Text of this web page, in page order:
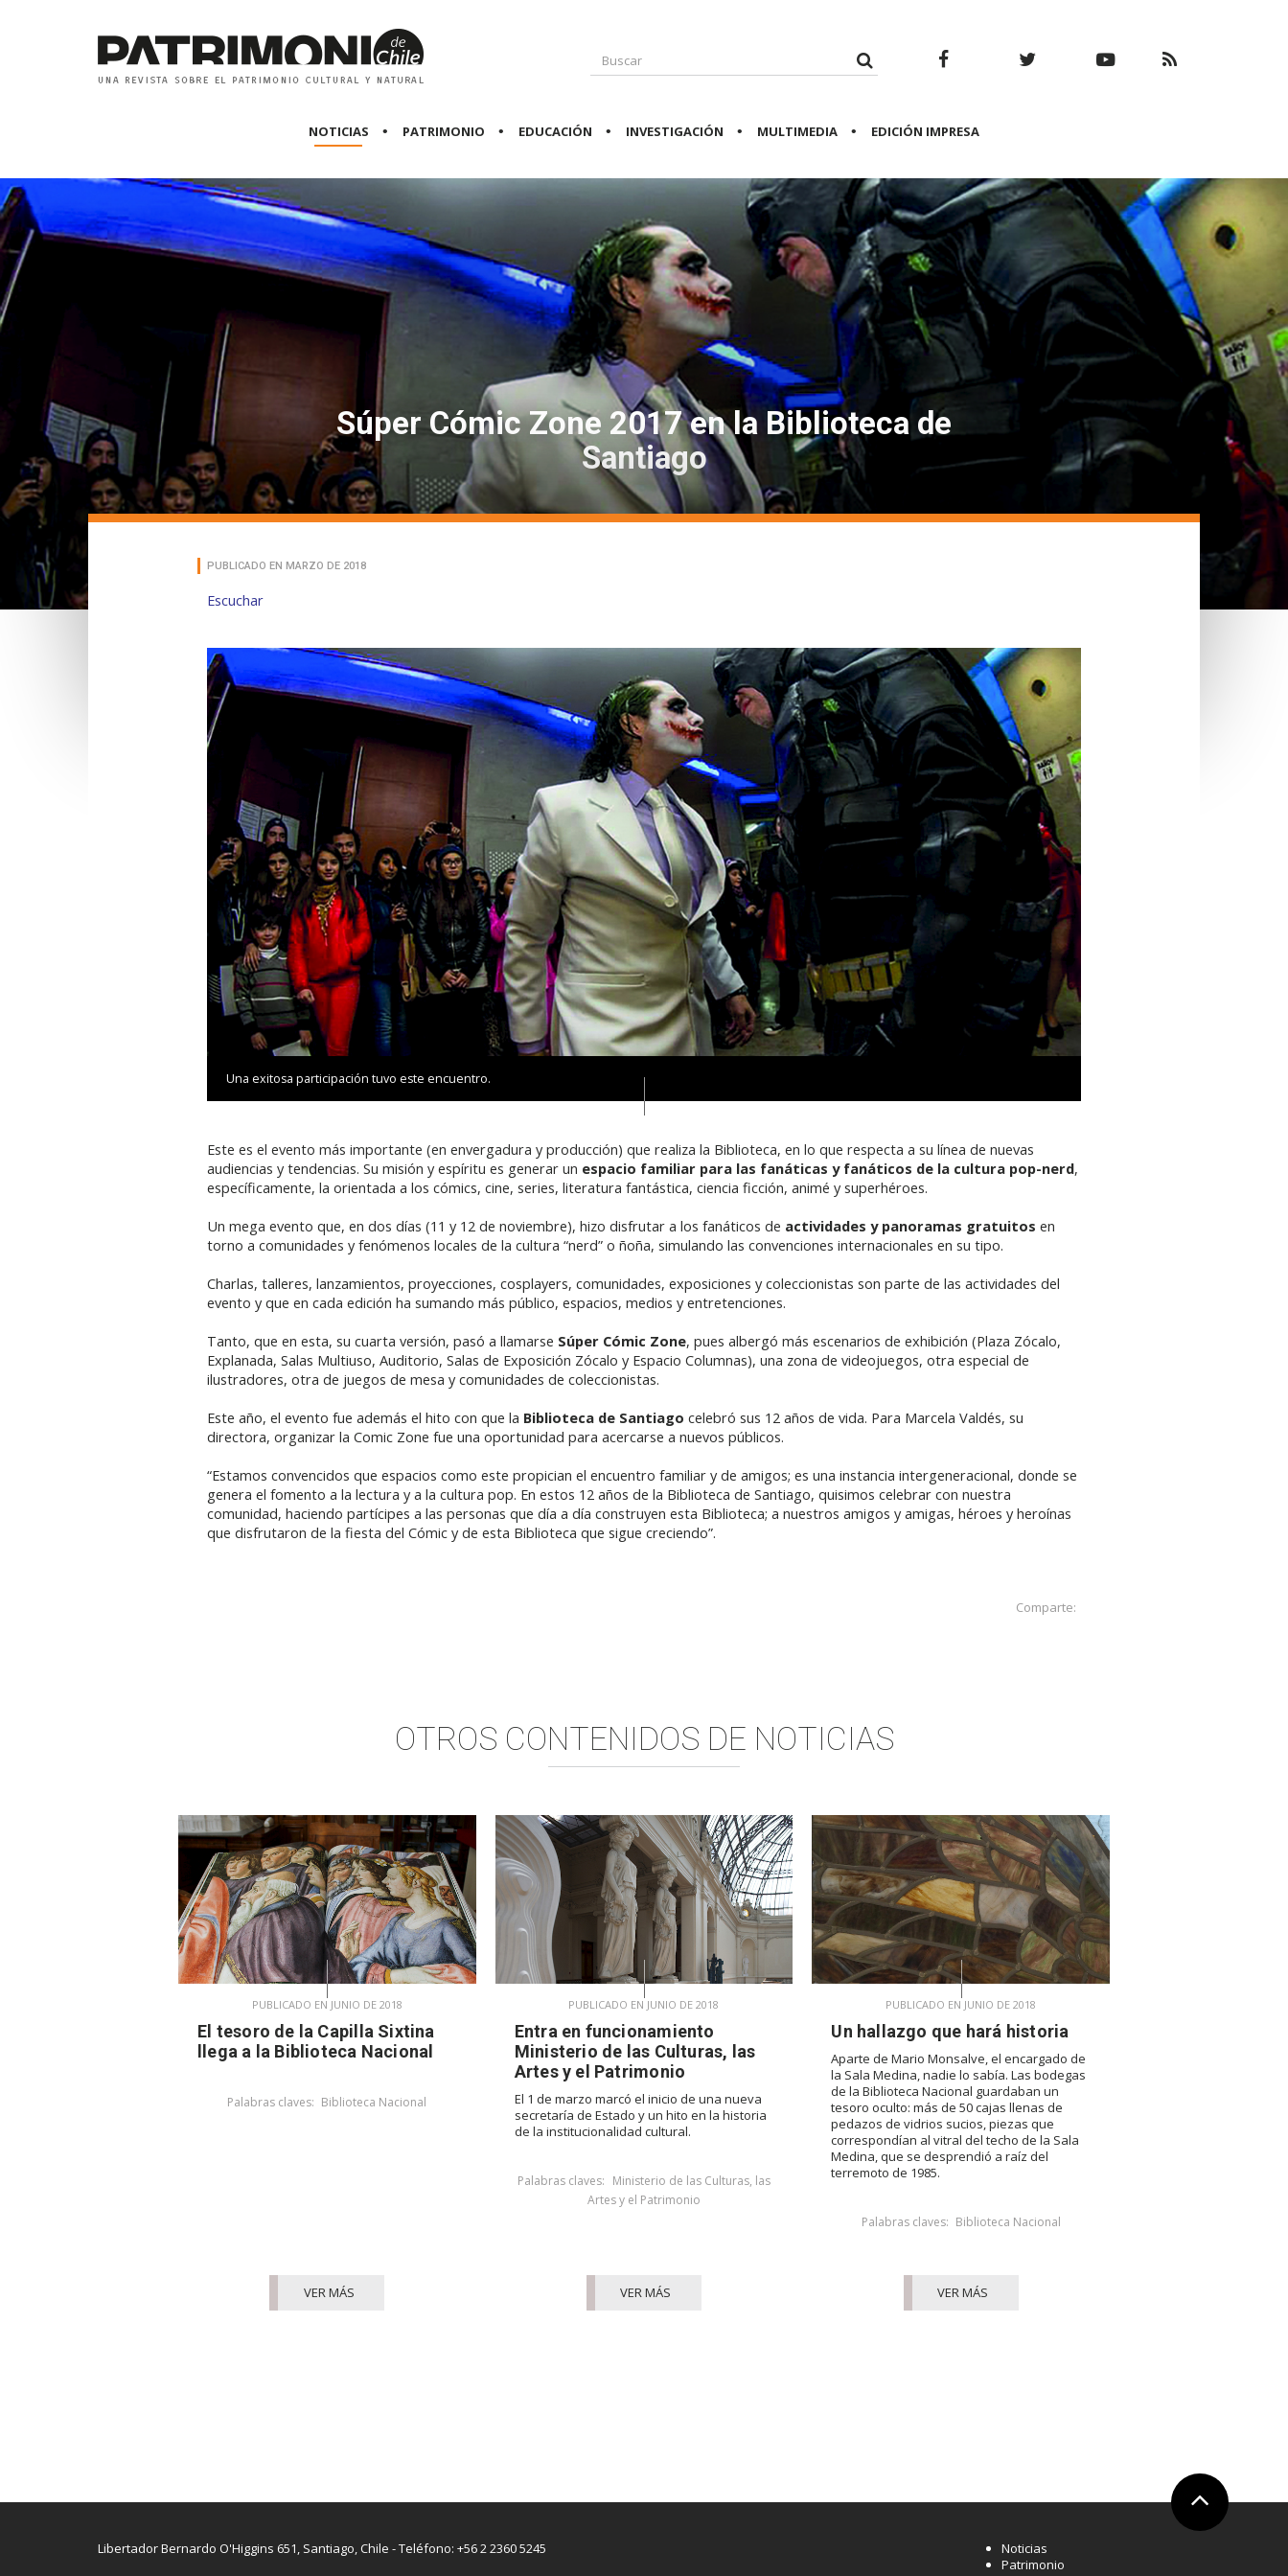
NOTICIAS PATRIMONIO EDUCACIÓN INVESTIGACIÓN MULTIMEDIA EDICIÓN IMPRESA
Súper Cómic Zone 2017 en la Biblioteca de
Santiago
PUBLICADO EN MARZO DE 2018
Escuchar
Una exitosa participación tuvo este encuentro.
Este es el evento más importante (en envergadura y producción) que realiza la Biblioteca, en lo que respecta a su línea de nuevas
audiencias y tendencias. Su misión y espíritu es generar un espacio familiar para las fanáticas y fanáticos de la cultura pop-nerd,
específicamente, la orientada a los cómics, cine, series, literatura fantástica, ciencia ficción, animé y superhéroes.
Un mega evento que, en dos días (11 y 12 de noviembre), hizo disfrutar a los fanáticos de actividades y panoramas gratuitos en
torno a comunidades y fenómenos locales de la cultura “nerd” o ñoña, simulando las convenciones internacionales en su tipo.
Charlas, talleres, lanzamientos, proyecciones, cosplayers, comunidades, exposiciones y coleccionistas son parte de las actividades del
evento y que en cada edición ha sumando más público, espacios, medios y entretenciones.
Tanto, que en esta, su cuarta versión, pasó a llamarse Súper Cómic Zone, pues albergó más escenarios de exhibición (Plaza Zócalo,
Explanada, Salas Multiuso, Auditorio, Salas de Exposición Zócalo y Espacio Columnas), una zona de videojuegos, otra especial de
ilustradores, otra de juegos de mesa y comunidades de coleccionistas.
Este año, el evento fue además el hito con que la Biblioteca de Santiago celebró sus 12 años de vida. Para Marcela Valdés, su
directora, organizar la Comic Zone fue una oportunidad para acercarse a nuevos públicos.
“Estamos convencidos que espacios como este propician el encuentro familiar y de amigos; es una instancia intergeneracional, donde se
genera el fomento a la lectura y a la cultura pop. En estos 12 años de la Biblioteca de Santiago, quisimos celebrar con nuestra
comunidad, haciendo partícipes a las personas que día a día construyen esta Biblioteca; a nuestros amigos y amigas, héroes y heroínas
que disfrutaron de la fiesta del Cómic y de esta Biblioteca que sigue creciendo”.
Comparte:
OTROS CONTENIDOS DE NOTICIAS
PUBLICADO EN JUNIO DE 2018
El tesoro de la Capilla Sixtina
llega a la Biblioteca Nacional
Palabras claves: Biblioteca Nacional
VER MÁS
PUBLICADO EN JUNIO DE 2018
Entra en funcionamiento
Ministerio de las Culturas, las
Artes y el Patrimonio
El 1 de marzo marcó el inicio de una nueva
secretaría de Estado y un hito en la historia
de la institucionalidad cultural.
Palabras claves: Ministerio de las Culturas, las
Artes y el Patrimonio
VER MÁS
PUBLICADO EN JUNIO DE 2018
Un hallazgo que hará historia
Aparte de Mario Monsalve, el encargado de
la Sala Medina, nadie lo sabía. Las bodegas
de la Biblioteca Nacional guardaban un
tesoro oculto: más de 50 cajas llenas de
pedazos de vidrios sucios, piezas que
correspondían al vitral del techo de la Sala
Medina, que se desprendió a raíz del
terremoto de 1985.
Palabras claves: Biblioteca Nacional
VER MÁS
Ir arriba
Libertador Bernardo O'Higgins 651, Santiago, Chile - Teléfono: +56 2 2360 5245
Noticias
Patrimonio